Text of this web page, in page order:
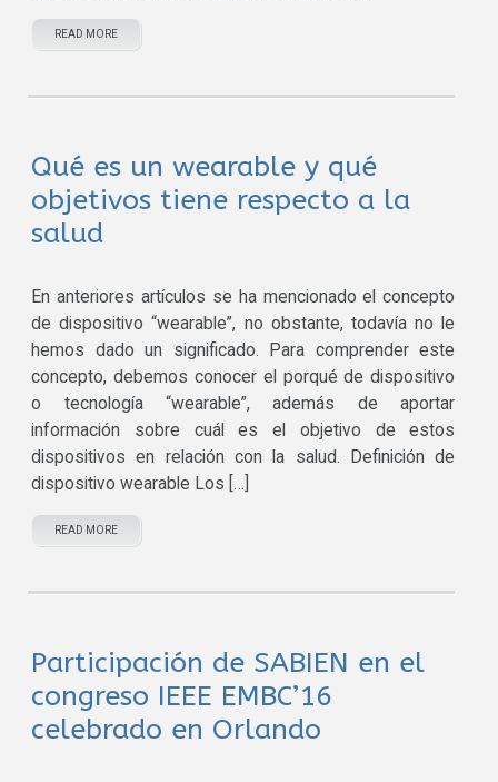
READ MORE
Qué es un wearable y qué
objetivos tiene respecto a la
salud
En anteriores artículos se ha mencionado el concepto
de dispositivo “wearable”, no obstante, todavía no le
hemos dado un significado. Para comprender este
concepto, debemos conocer el porqué de dispositivo
o tecnología “wearable”, además de aportar
información sobre cuál es el objetivo de estos
dispositivos en relación con la salud. Definición de
dispositivo wearable Los […]
READ MORE
Participación de SABIEN en el
congreso IEEE EMBC’16
celebrado en Orlando